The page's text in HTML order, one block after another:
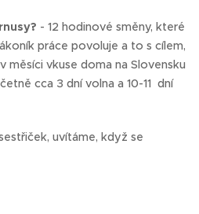
- 12 hodinové směny, které
práce povoluje a to s cílem,
měsíci vkuse doma na Slovensku
cca 3 dní volna a 10-11 dní
uvítáme, když se